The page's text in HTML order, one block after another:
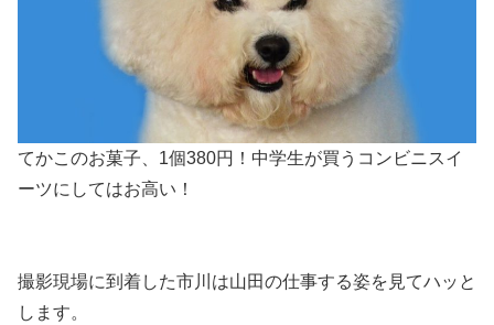
てかこのお菓子、1個380円！中学生が買うコンビニスイ
ーツにしてはお高い！
撮影現場に到着した市川は山田の仕事する姿を見てハッと
します。